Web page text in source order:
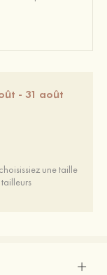
- 31 août
une taille